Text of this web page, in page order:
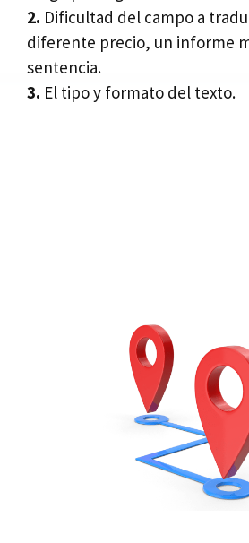
2. Dificultad del campo a
diferente precio, un informe
sentencia.
3. El tipo y formato del texto.